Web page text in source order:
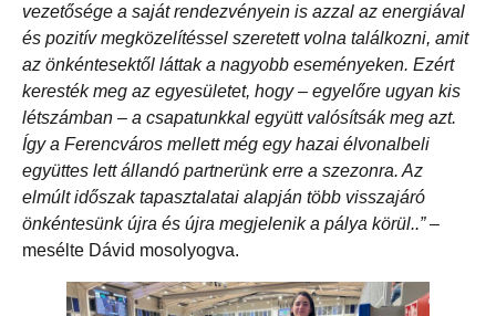
vezetősége a saját rendezvényein is azzal az energiával
és pozitív megközelítéssel szeretett volna találkozni, amit
az önkéntesektől láttak a nagyobb eseményeken. Ezért
keresték meg az egyesületet, hogy – egyelőre ugyan kis
létszámban – a csapatunkkal együtt valósítsák meg azt.
Így a Ferencváros mellett még egy hazai élvonalbeli
együttes lett állandó partnerünk erre a szezonra. Az
elmúlt időszak tapasztalatai alapján több visszajáró
önkéntesünk újra és újra megjelenik a pálya körül..”–
mesélte Dávid mosolyogva.